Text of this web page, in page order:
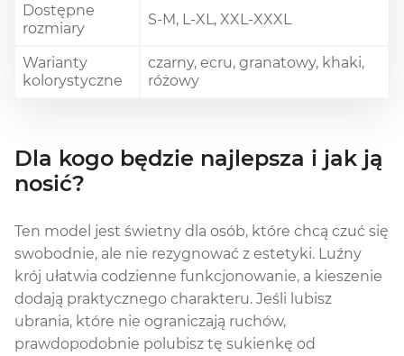
Dostępne
rozmiary
S-M, L-XL, XXL-XXXL
Warianty
kolorystyczne
czarny, ecru, granatowy, khaki,
różowy
Dla kogo będzie najlepsza i jak ją
nosić?
Ten model jest świetny dla osób, które chcą czuć się
swobodnie, ale nie rezygnować z estetyki. Luźny
krój ułatwia codzienne funkcjonowanie, a kieszenie
dodają praktycznego charakteru. Jeśli lubisz
ubrania, które nie ograniczają ruchów,
prawdopodobnie polubisz tę sukienkę od